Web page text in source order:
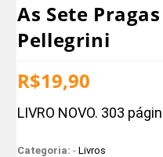
As Sete
Pellegrini
R$19,90
LIVRO NOVO. 303
Categoria:-Livros